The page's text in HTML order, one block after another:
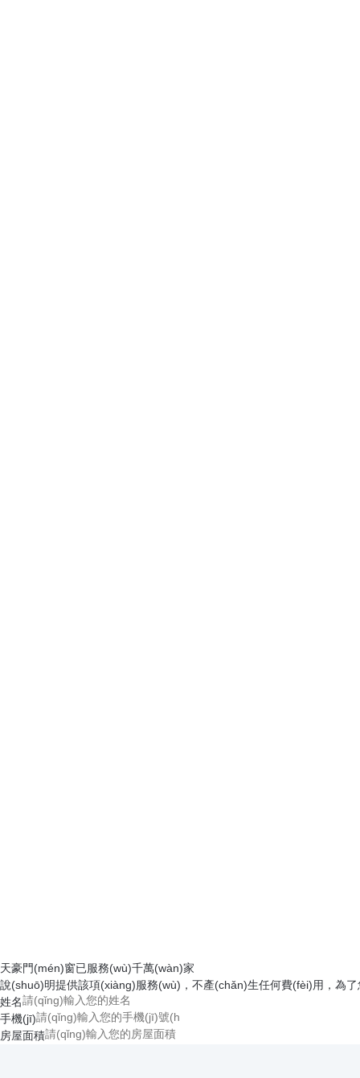
天豪門(mén)窗已服務(wù)千萬(wàn)家
說(shuō)明提供該項(xiàng)服務(wù)，不產(chǎn)生任何費(fèi)用，為
姓名
手機(jī)
房屋面積